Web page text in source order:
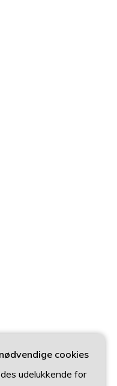
cookies
udelukkende for